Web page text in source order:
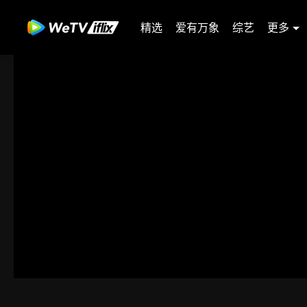
精选 爱有万象 综艺 更多